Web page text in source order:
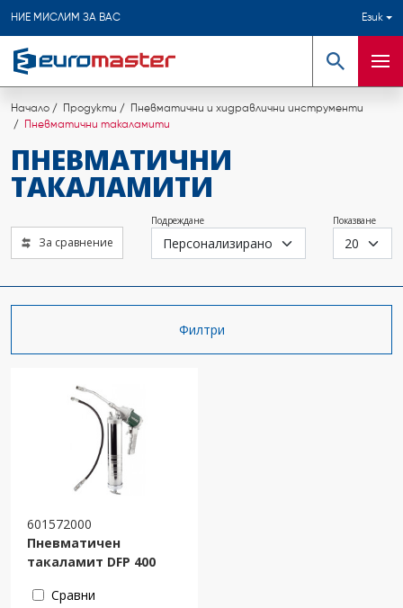
НИЕ МИСЛИМ ЗА ВАС Език
Търсене
Начало Продукти
Пневматични и хидравлични инструменти
Пневматични такаламити
ПНЕВМАТИЧНИ
ТАКАЛАМИТИ
За сравнение
Подреждане Показване
Филтри
601572000
Пневматичен
такаламит DFP 400
Сравни